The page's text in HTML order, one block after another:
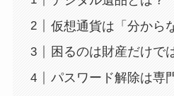
仮想通貨は「分から
困るのは財産だけで
パスワード解除は専